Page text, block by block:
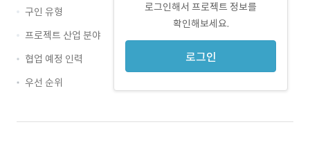
로그인해서 프로젝트 정보를
확인해보세요.
로그인
구인 유형
프로젝트 산업 분야
협업 예정 인력
우선 순위